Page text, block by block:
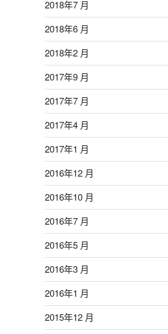
2018年7 月
2018年6 月
2018年2 月
2017年9 月
2017年7 月
2017年4 月
2017年1 月
2016年12 月
2016年10 月
2016年7 月
2016年5 月
2016年3 月
2016年1 月
2015年12 月